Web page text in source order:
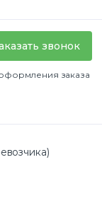
звонок
заказа